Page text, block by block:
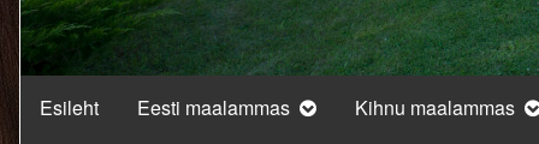
Esileht Eesti maalammas Kihnu maalammas